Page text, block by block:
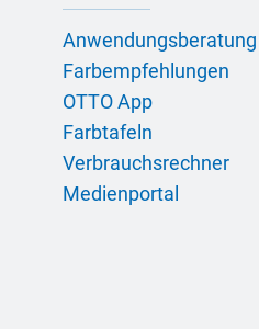
Anwendungsberatung
Farbempfehlungen
OTTO App
Farbtafeln
Verbrauchsrechner
Medienportal